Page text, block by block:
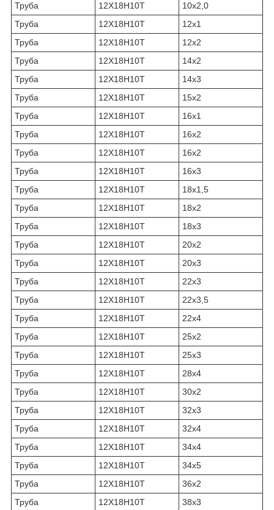
Труба
12Х18Н10Т
10х2,0
Труба
12Х18Н10Т
12х1
Труба
12Х18Н10Т
12х2
Труба
12Х18Н10Т
14х2
Труба
12Х18Н10Т
14х3
Труба
12Х18Н10Т
15х2
Труба
12Х18Н10Т
16х1
Труба
12Х18Н10Т
16х2
Труба
12Х18Н10Т
16х2
Труба
12Х18Н10Т
16х3
Труба
12Х18Н10Т
18х1,5
Труба
12Х18Н10Т
18х2
Труба
12Х18Н10Т
18х3
Труба
12Х18Н10Т
20х2
Труба
12Х18Н10Т
20х3
Труба
12Х18Н10Т
22х3
Труба
12Х18Н10Т
22х3,5
Труба
12Х18Н10Т
22х4
Труба
12Х18Н10Т
25х2
Труба
12Х18Н10Т
25х3
Труба
12Х18Н10Т
28х4
Труба
12Х18Н10Т
30х2
Труба
12Х18Н10Т
32х3
Труба
12Х18Н10Т
32х4
Труба
12Х18Н10Т
34х4
Труба
12Х18Н10Т
34х5
Труба
12Х18Н10Т
36х2
Труба
12Х18Н10Т
38х3